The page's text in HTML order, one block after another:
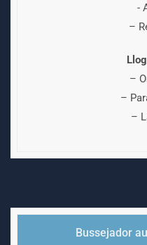
-
–
–
–
–
Bussejador